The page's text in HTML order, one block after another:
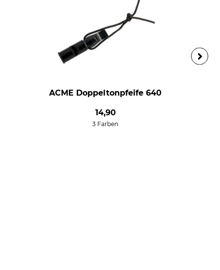
ACME Doppeltonpfeife 640
14,90
3 Farben